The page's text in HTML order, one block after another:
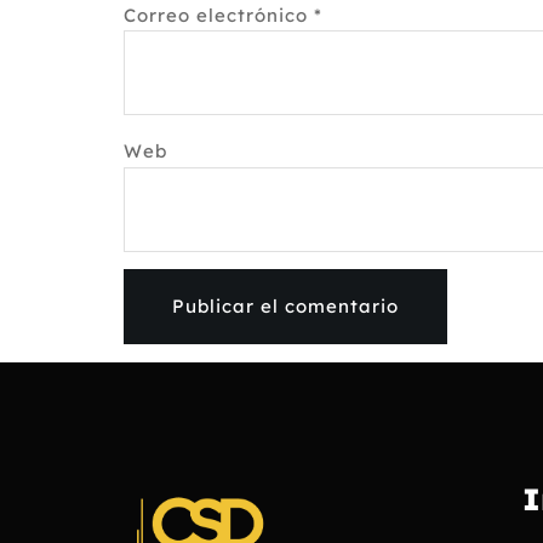
Correo electrónico *
Web